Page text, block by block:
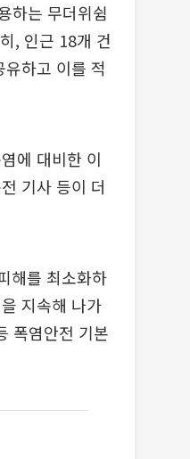
하는 무더위쉼
, 인근 18개 건
하고 이를 적
에 대비한 이
기사 등이 더
해를 최소화하
지속해 나가
폭염안전 기본